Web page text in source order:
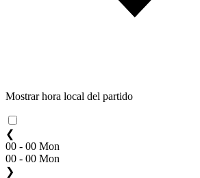
Mostrar hora local del partido
❮
00 - 00 Mon
00 - 00 Mon
❯